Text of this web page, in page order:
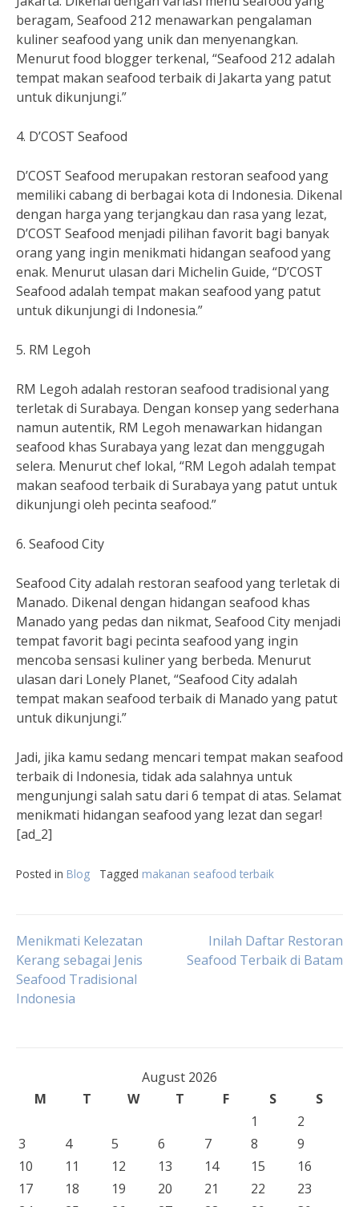
beragam, Seafood 212 menawarkan pengalaman
kuliner seafood yang unik dan menyenangkan.
Menurut food blogger terkenal, “Seafood 212 adalah
tempat makan seafood terbaik di Jakarta yang patut
untuk dikunjungi.”
4. D’COST Seafood
D’COST Seafood merupakan restoran seafood yang
memiliki cabang di berbagai kota di Indonesia. Dikenal
dengan harga yang terjangkau dan rasa yang lezat,
D’COST Seafood menjadi pilihan favorit bagi banyak
orang yang ingin menikmati hidangan seafood yang
enak. Menurut ulasan dari Michelin Guide, “D’COST
Seafood adalah tempat makan seafood yang patut
untuk dikunjungi di Indonesia.”
5. RM Legoh
RM Legoh adalah restoran seafood tradisional yang
terletak di Surabaya. Dengan konsep yang sederhana
namun autentik, RM Legoh menawarkan hidangan
seafood khas Surabaya yang lezat dan menggugah
selera. Menurut chef lokal, “RM Legoh adalah tempat
makan seafood terbaik di Surabaya yang patut untuk
dikunjungi oleh pecinta seafood.”
6. Seafood City
Seafood City adalah restoran seafood yang terletak di
Manado. Dikenal dengan hidangan seafood khas
Manado yang pedas dan nikmat, Seafood City menjadi
tempat favorit bagi pecinta seafood yang ingin
mencoba sensasi kuliner yang berbeda. Menurut
ulasan dari Lonely Planet, “Seafood City adalah
tempat makan seafood terbaik di Manado yang patut
untuk dikunjungi.”
Jadi, jika kamu sedang mencari tempat makan seafood
terbaik di Indonesia, tidak ada salahnya untuk
mengunjungi salah satu dari 6 tempat di atas. Selamat
menikmati hidangan seafood yang lezat dan segar!
[ad_2]
Posted in Blog Tagged makanan seafood terbaik
Post
navigation
Menikmati Kelezatan
Kerang sebagai Jenis
Seafood Tradisional
Indonesia
Inilah Daftar Restoran
Seafood Terbaik di Batam
August 2026
M
T W T F S
S
1
2
3
4 5 6 7 8
9
10
11 12 13 14 15
16
17
18 19 20 21 22
23